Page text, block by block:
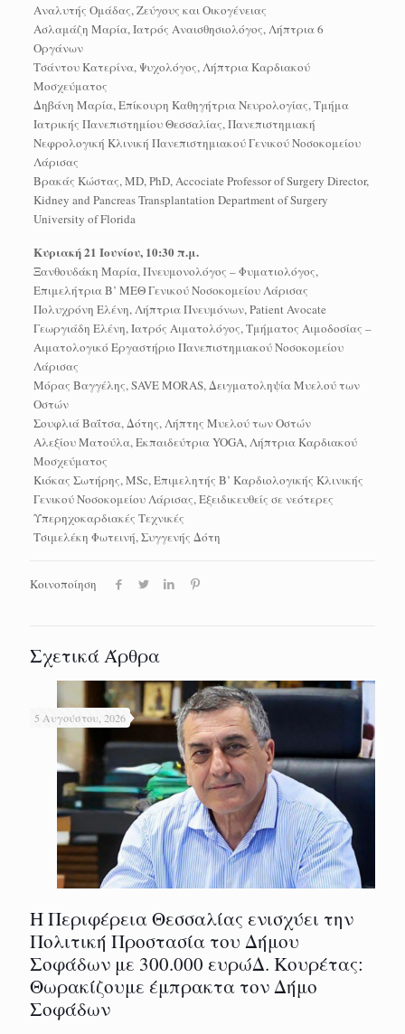
Αναλυτής Ομάδας, Ζεύγους και Οικογένειας
Ασλαμάζη Μαρία, Ιατρός Αναισθησιολόγος, Λήπτρια 6
Οργάνων
Τσάντου Κατερίνα, Ψυχολόγος, Λήπτρια Καρδιακού
Μοσχεύματος
Δηβάνη Μαρία, Επίκουρη Καθηγήτρια Νευρολογίας, Τμήμα
Ιατρικής Πανεπιστημίου Θεσσαλίας, Πανεπιστημιακή
Νεφρολογική Κλινική Πανεπιστημιακού Γενικού Νοσοκομείου
Λάρισας
Βρακάς Kώστας, MD, PhD, Accociate Professor of Surgery Director,
Kidney and Pancreas Transplantation Department of Surgery
University of Florida
Κυριακή 21 Ιουνίου, 10:30 π.μ.
Ξανθουδάκη Μαρία, Πνευμονολόγος – Φυματιολόγος,
Επιμελήτρια Β’ ΜΕΘ Γενικού Νοσοκομείου Λάρισας
Πολυχρόνη Ελένη, Λήπτρια Πνευμόνων, Patient Avocate
Γεωργιάδη Ελένη, Ιατρός Αιματολόγος, Τμήματος Αιμοδοσίας –
Αιματολογικό Εργαστήριο Πανεπιστημιακού Νοσοκομείου
Λάρισας
Μόρας Βαγγέλης, SAVE MORAS, Δειγματοληψία Μυελού των
Οστών
Σουφλιά Βαΐτσα, Δότης, Λήπτης Μυελού των Οστών
Αλεξίου Ματούλα, Εκπαιδεύτρια YOGA, Λήπτρια Καρδιακού
Μοσχεύματος
Κιόκας Σωτήρης, MSc, Επιμελητής Β’ Kαρδιολογικής Κλινικής
Γενικού Νοσοκομείου Λάρισας, Εξειδικευθείς σε νεότερες
Υπερηχοκαρδιακές Τεχνικές
Τσιμελέκη Φωτεινή, Συγγενής Δότη
Κοινοποίηση
Σχετικά Άρθρα
5 Αυγούστου, 2026
Η Περιφέρεια Θεσσαλίας ενισχύει την
Πολιτική Προστασία του Δήμου
Σοφάδων με 300.000 ευρώΔ. Κουρέτας:
Θωρακίζουμε έμπρακτα τον Δήμο
Σοφάδων